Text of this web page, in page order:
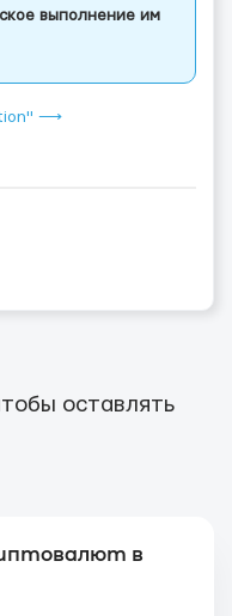
выполнение им
⟶
оставлять
в